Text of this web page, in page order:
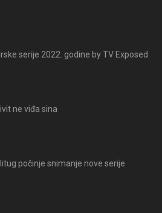
serije 2022. godine by TV Exposed
ne viđa sina
počinje snimanje nove serije